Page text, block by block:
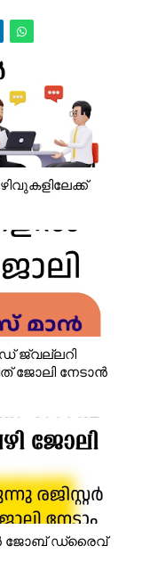
ജ്വല്ലറി
ജോലി നേടാൻ
ജോബ് ഡ്രൈവ്